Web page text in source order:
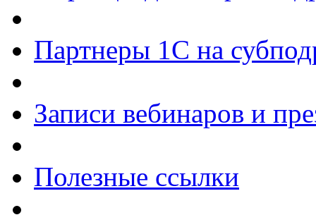
Партнеры 1С на
Записи вебинаров и
Полезные ссылки